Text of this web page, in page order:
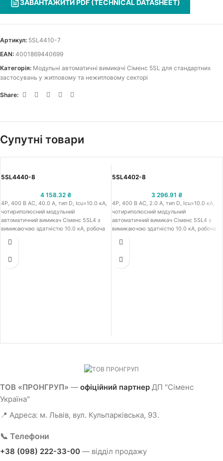
ЗАВАНТАЖИТИ PDF (TECHNICAL DATASHEET)
EAN: 4001869440699
Артикул: 5SL4410-7
Категорія: Модульні автоматичні вимикачі Сіменс 5SL для стандартних
застосувань у житловому та нежитловому секторі
Share:
Супутні товари
5SL4440-8
4 158.32 ₴
4Р, 400 В АС, 40.0 A, тип D, Icu=10.0 кА,
чотириполюсний модульний
автоматичний вимикач Сіменс 5SL4 з
вимикаючою здатністю 10.0 кА, робоча
40.0 A, крива спарацювання тип D,
мм, захист від к.з. та струмів
5SL4402-8
3 296.91 ₴
4Р, 400 В АС, 2.0 A, тип D, Icu=10.0 кА,
чотириполюсний модульний
автоматичний вимикач Сіменс 5SL4 з
вимикаючою здатністю 10.0 кА, робоча
2.0 A, крива спарацювання тип D,
мм, захист від к.з. та струмів
ТОВ «ПРОНГРУП» — офіційний партнер ДП "Сіменс
Україна"
📍 Адреса: м. Львів, вул. Кульпарківська, 93.
📞 Телефони
+38 (098) 222-33-00 — відділ продажу